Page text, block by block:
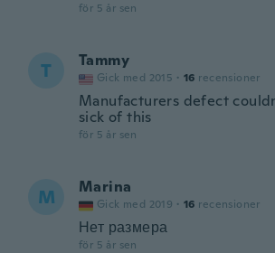
för 5 år sen
T Tammy
Gick med 2015 · 16 recensioner
Manufacturers defect
sick of this
för 5 år sen
M Marina
Gick med 2019 · 16 recensioner
Нет размера
för 5 år sen